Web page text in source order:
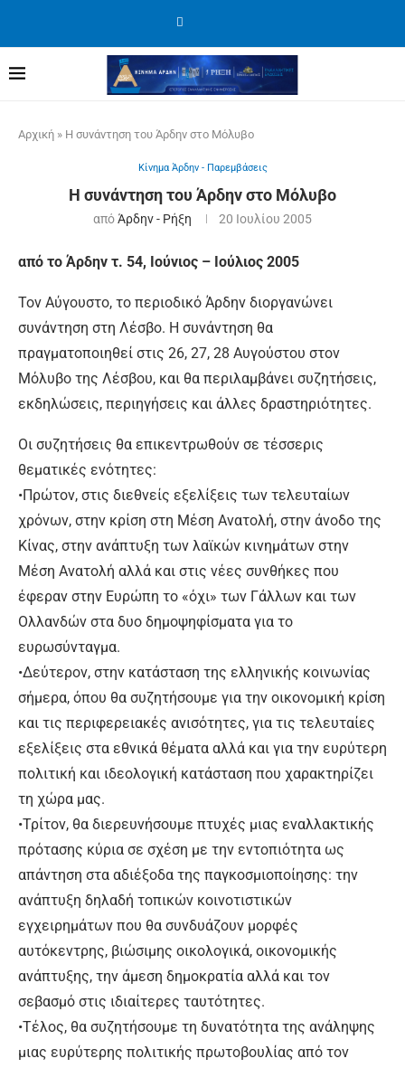
Αρχική » Η συνάντηση του Άρδην στο Μόλυβο
Κίνημα Άρδην - Παρεμβάσεις
Η συνάντηση του Άρδην στο Μόλυβο
απόΆρδην - Ρήξη 20 Ιουλίου 2005
από το Άρδην τ. 54, Ιούνιος – Ιούλιος 2005
Τον Αύγουστο, το περιοδικό Άρδην διοργανώνει
συνάντηση στη Λέσβο. Η συνάντηση θα
πραγματοποιηθεί στις 26, 27, 28 Αυγούστου στον
Μόλυβο της Λέσβου, και θα περιλαμβάνει συζητήσεις,
εκδηλώσεις, περιηγήσεις και άλλες δραστηριότητες.
Οι συζητήσεις θα επικεντρωθούν σε τέσσερις
θεματικές ενότητες:
•Πρώτον, στις διεθνείς εξελίξεις των τελευταίων
χρόνων, στην κρίση στη Μέση Ανατολή, στην άνοδο της
Κίνας, στην ανάπτυξη των λαϊκών κινημάτων στην
Μέση Ανατολή αλλά και στις νέες συνθήκες που
έφεραν στην Ευρώπη το «όχι» των Γάλλων και των
Ολλανδών στα δυο δημοψηφίσματα για το
ευρωσύνταγμα.
•Δεύτερον, στην κατάσταση της ελληνικής κοινωνίας
σήμερα, όπου θα συζητήσουμε για την οικονομική κρίση
και τις περιφερειακές ανισότητες, για τις τελευταίες
εξελίξεις στα εθνικά θέματα αλλά και για την ευρύτερη
πολιτική και ιδεολογική κατάσταση που χαρακτηρίζει
τη χώρα μας.
•Τρίτον, θα διερευνήσουμε πτυχές μιας εναλλακτικής
πρότασης κύρια σε σχέση με την εντοπιότητα ως
απάντηση στα αδιέξοδα της παγκοσμιοποίησης: την
ανάπτυξη δηλαδή τοπικών κοινοτιστικών
εγχειρημάτων που θα συνδυάζουν μορφές
αυτόκεντρης, βιώσιμης οικολογικά, οικονομικής
ανάπτυξης, την άμεση δημοκρατία αλλά και τον
σεβασμό στις ιδιαίτερες ταυτότητες.
•Τέλος, θα συζητήσουμε τη δυνατότητα της ανάληψης
μιας ευρύτερης πολιτικής πρωτοβουλίας από τον